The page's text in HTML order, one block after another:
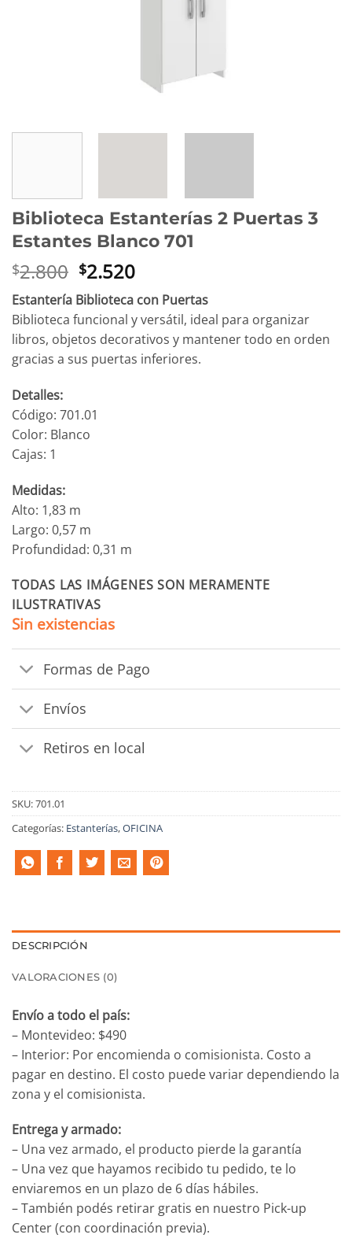
Biblioteca Estanterías 2 Puertas 3
Estantes Blanco 701
$2.800 El
precio
original
era:
$2.800.
$2.520El
precio
actual
es:
$2.520.
Estantería Biblioteca con Puertas
Biblioteca funcional y versátil, ideal para organizar
libros, objetos decorativos y mantener todo en orden
gracias a sus puertas inferiores.
Detalles:
Código: 701.01
Color: Blanco
Cajas: 1
Medidas:
Alto: 1,83 m
Largo: 0,57 m
Profundidad: 0,31 m
TODAS LAS IMÁGENES SON MERAMENTE
ILUSTRATIVAS
Sin existencias
Formas de Pago
Envíos
Retiros en local
SKU:701.01
Categorías: Estanterías,OFICINA
DESCRIPCIÓN
VALORACIONES (0)
Envío a todo el país:
– Montevideo: $490
– Interior: Por encomienda o comisionista. Costo a
pagar en destino. El costo puede variar dependiendo la
zona y el comisionista.
Entrega y armado:
– Una vez armado, el producto pierde la garantía
– Una vez que hayamos recibido tu pedido, te lo
enviaremos en un plazo de 6 días hábiles.
– También podés retirar gratis en nuestro Pick-up
Center (con coordinación previa).